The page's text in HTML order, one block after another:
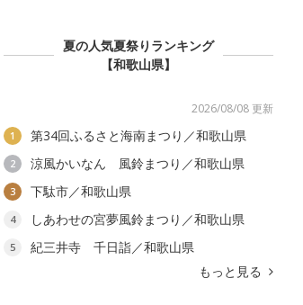
夏の人気夏祭りランキング
【和歌山県】
2026/08/08 更新
1 第34回ふるさと海南まつり／和歌山県
2 涼風かいなん 風鈴まつり／和歌山県
3 下駄市／和歌山県
4 しあわせの宮夢風鈴まつり／和歌山県
5
紀三井寺 千日詣／和歌山県
もっと見る